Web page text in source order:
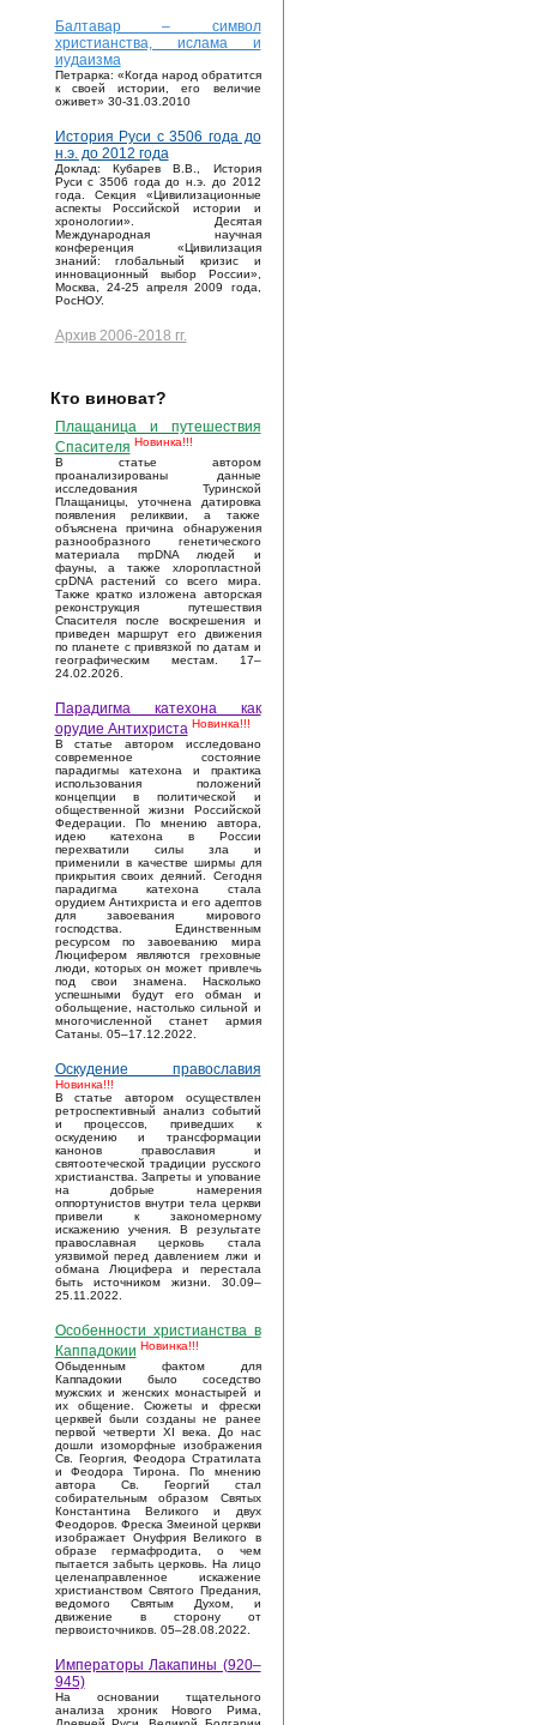
Балтавар – символ
христианства, ислама и
иудаизма
Петрарка: «Когда народ обратится
к своей истории, его величие
оживет» 30-31.03.2010
История Руси с 3506 года до
н.э. до 2012 года
Доклад: Кубарев В.В., История
Руси с 3506 года до н.э. до 2012
года. Секция «Цивилизационные
аспекты Российской истории и
хронологии». Десятая
Международная научная
конференция «Цивилизация
знаний: глобальный кризис и
инновационный выбор России»,
Москва, 24-25 апреля 2009 года,
РосНОУ.
Архив 2006-2018 гг.
Кто виноват?
Плащаница и путешествия
Спасителя Новинка!!!
В статье автором
проанализированы данные
исследования Туринской
Плащаницы, уточнена датировка
появления реликвии, а также
объяснена причина обнаружения
разнообразного генетического
материала mpDNA людей и
фауны, а также хлоропластной
cpDNA растений со всего мира.
Также кратко изложена авторская
реконструкция путешествия
Спасителя после воскрешения и
приведен маршрут его движения
по планете с привязкой по датам и
географическим местам. 17–
24.02.2026.
Парадигма катехона как
орудие Антихриста Новинка!!!
В статье автором исследовано
современное состояние
парадигмы катехона и практика
использования положений
концепции в политической и
общественной жизни Российской
Федерации. По мнению автора,
идею катехона в России
перехватили силы зла и
применили в качестве ширмы для
прикрытия своих деяний. Сегодня
парадигма катехона стала
орудием Антихриста и его адептов
для завоевания мирового
господства. Единственным
ресурсом по завоеванию мира
Люцифером являются греховные
люди, которых он может привлечь
под свои знамена. Насколько
успешными будут его обман и
обольщение, настолько сильной и
многочисленной станет армия
Сатаны. 05–17.12.2022.
Оскудение православия
Новинка!!!
В статье автором осуществлен
ретроспективный анализ событий
и процессов, приведших к
оскудению и трансформации
канонов православия и
святоотеческой традиции русского
христианства. Запреты и упование
на добрые намерения
оппортунистов внутри тела церкви
привели к закономерному
искажению учения. В результате
православная церковь стала
уязвимой перед давлением лжи и
обмана Люцифера и перестала
быть источником жизни. 30.09–
25.11.2022.
Особенности христианства в
Каппадокии Новинка!!!
Обыденным фактом для
Каппадокии было соседство
мужских и женских монастырей и
их общение. Сюжеты и фрески
церквей были созданы не ранее
первой четверти XI века. До нас
дошли изоморфные изображения
Св. Георгия, Феодора Стратилата
и Феодора Тирона. По мнению
автора Св. Георгий стал
собирательным образом Святых
Константина Великого и двух
Феодоров. Фреска Змеиной церкви
изображает Онуфрия Великого в
образе гермафродита, о чем
пытается забыть церковь. На лицо
целенаправленное искажение
христианством Святого Предания,
ведомого Святым Духом, и
движение в сторону от
первоисточников. 05–28.08.2022.
Императоры Лакапины (920–
945)
На основании тщательного
анализа хроник Нового Рима,